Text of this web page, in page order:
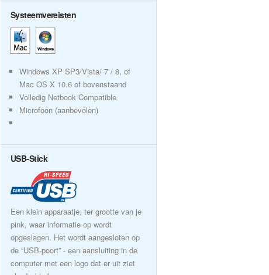
Systeemvereisten
Windows XP SP3/Vista/ 7 / 8, of
Mac OS X 10.6 of bovenstaand
Volledig Netbook Compatible
Microfoon (aanbevolen)
USB-Stick
Een klein apparaatje, ter grootte van je
pink, waar informatie op wordt
opgeslagen. Het wordt aangesloten op
de “USB-poort” - een aansluiting in de
computer met een logo dat er uit ziet